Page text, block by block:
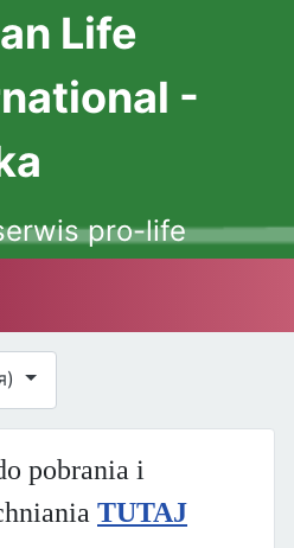
Life
-
pro-life
pobrania i
TUTAJ